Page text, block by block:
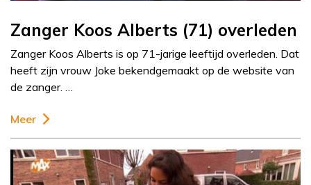
Zanger Koos Alberts (71) overleden
Zanger Koos Alberts is op 71-jarige leeftijd overleden. Dat
heeft zijn vrouw Joke bekendgemaakt op de website van
de zanger. …
Meer